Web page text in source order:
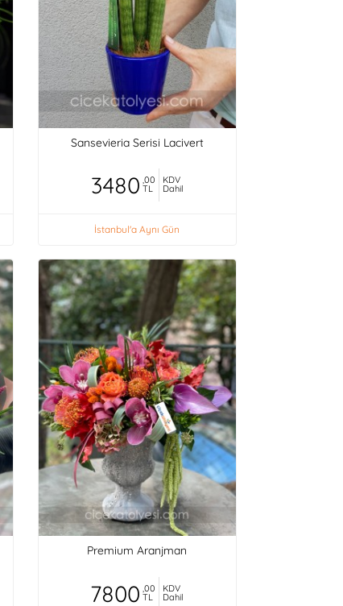
Sansevieria Serisi Lacivert
3480 ,00
TL
KDV
Dahil
İstanbul'a Aynı Gün
Premium Aranjman
7800 ,00
TL
KDV
Dahil